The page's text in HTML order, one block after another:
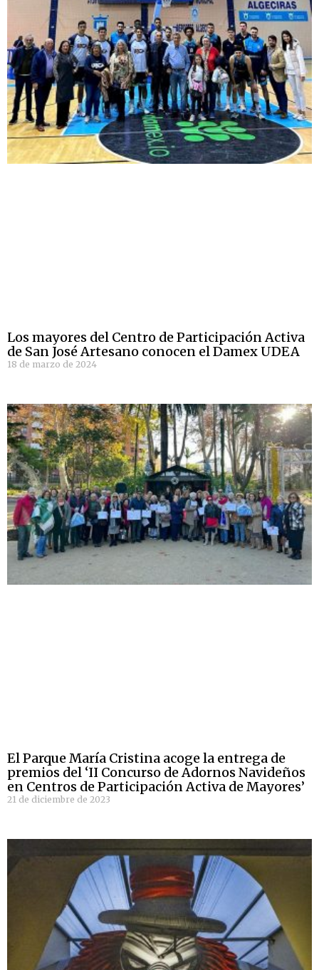
Los mayores del Centro de Participación Activa
de San José Artesano conocen el Damex UDEA
18 de marzo de 2024
El Parque María Cristina acoge la entrega de
premios del ‘II Concurso de Adornos Navideños
en Centros de Participación Activa de Mayores’
21 de diciembre de 2023